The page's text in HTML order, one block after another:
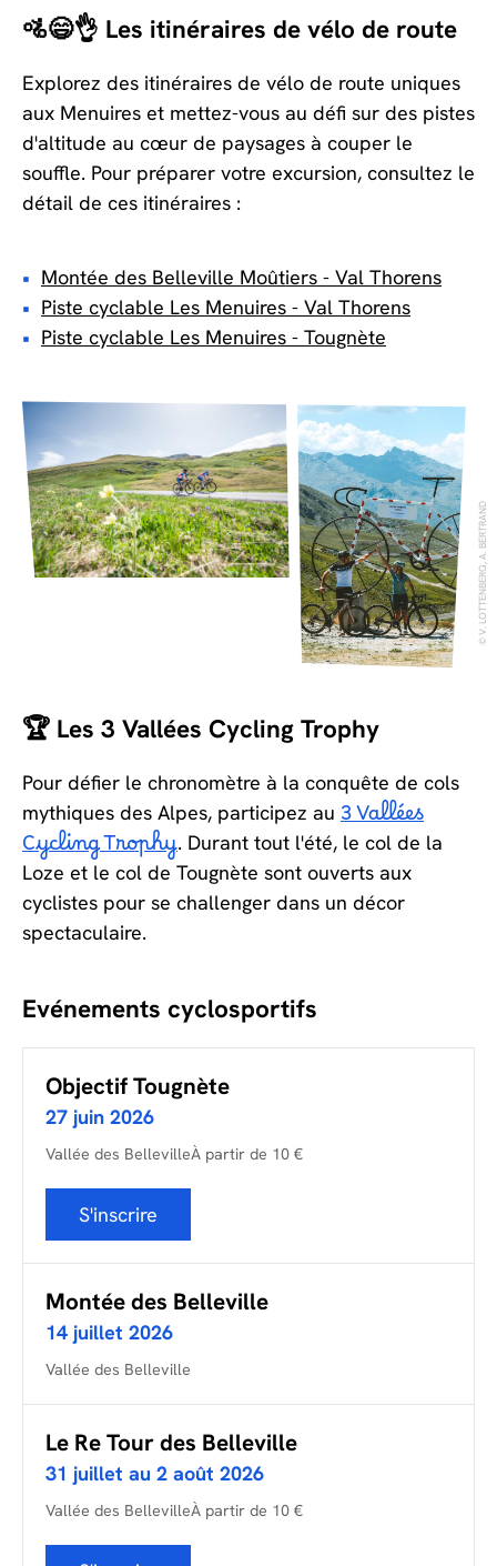
🚵😄👌 Les itinéraires de vélo de route
Explorez des itinéraires de vélo de route uniques
aux Menuires et mettez-vous au défi sur des pistes
d'altitude au cœur de paysages à couper le
souffle. Pour préparer votre excursion, consultez le
détail de ces itinéraires :
Montée des Belleville Moûtiers - Val Thorens
Piste cyclable Les Menuires - Val Thorens
Piste cyclable Les Menuires - Tougnète
V. LOTTENBERG, A. BERTRAND
🏆 Les 3 Vallées Cycling Trophy
Pour défier le chronomètre à la conquête de cols
mythiques des Alpes, participez au 3 Vallées
Cycling Trophy. Durant tout l'été, le col de la
Loze et le col de Tougnète sont ouverts aux
cyclistes pour se challenger dans un décor
spectaculaire.
Evénements cyclosportifs
Objectif Tougnète
27 juin 2026
Vallée des BellevilleÀ partir de 10 €
S'inscrire
Montée des Belleville
14 juillet 2026
Vallée des Belleville
Le Re Tour des Belleville
31 juillet au 2 août 2026
Vallée des BellevilleÀ partir de 10 €